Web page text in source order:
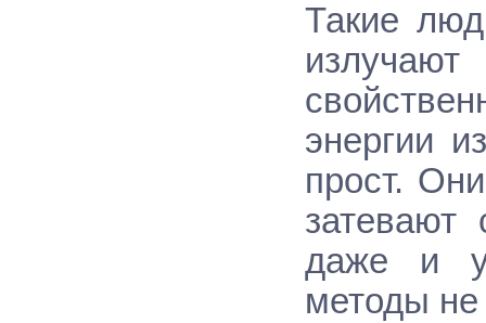
Такие
энергии
прост.
затевают
даже и
методы не